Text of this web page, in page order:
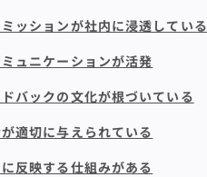
ッションが社内に浸透している
ュニケーションが活発
バックの文化が根づいている
適切に与えられている
反映する仕組みがある